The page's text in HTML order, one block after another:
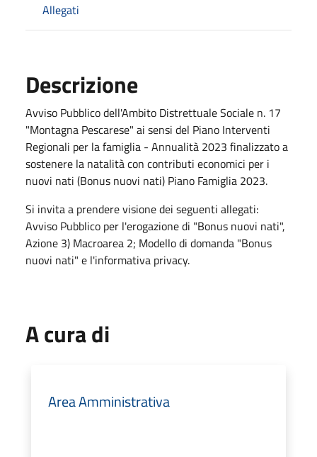
Allegati
Descrizione
Avviso Pubblico dell'Ambito Distrettuale Sociale n. 17
"Montagna Pescarese" ai sensi del Piano Interventi
Regionali per la famiglia - Annualità 2023 finalizzato a
sostenere la natalità con contributi economici per i
nuovi nati (Bonus nuovi nati) Piano Famiglia 2023.
Si invita a prendere visione dei seguenti allegati:
Avviso Pubblico per l'erogazione di "Bonus nuovi nati",
Azione 3) Macroarea 2; Modello di domanda "Bonus
nuovi nati" e l'informativa privacy.
A cura di
Area Amministrativa